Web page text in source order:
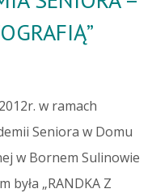
w ramach
Seniora w Domu
w Bornem Sulinowie
była „RANDKA Z